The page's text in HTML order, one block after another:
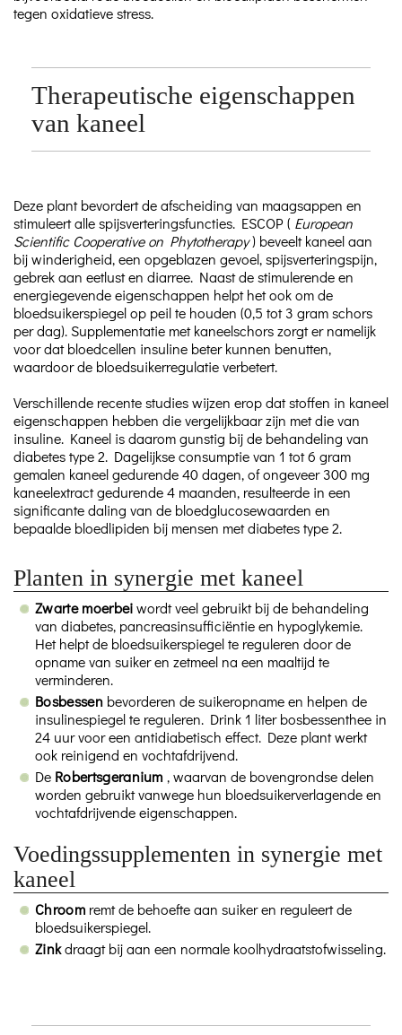
tegen oxidatieve stress.
Therapeutische eigenschappen
van kaneel
Deze plant bevordert de afscheiding van maagsappen en
stimuleert alle spijsverteringsfuncties. ESCOP ( European
Scientific Cooperative on Phytotherapy) beveelt kaneel aan
bij winderigheid, een opgeblazen gevoel, spijsverteringspijn,
gebrek aan eetlust en diarree. Naast de stimulerende en
energiegevende eigenschappen helpt het ook om de
bloedsuikerspiegel op peil te houden (0,5 tot 3 gram schors
per dag). Supplementatie met kaneelschors zorgt er namelijk
voor dat bloedcellen insuline beter kunnen benutten,
waardoor de bloedsuikerregulatie verbetert.
Verschillende recente studies wijzen erop dat stoffen in kaneel
eigenschappen hebben die vergelijkbaar zijn met die van
insuline. Kaneel is daarom gunstig bij de behandeling van
diabetes type 2. Dagelijkse consumptie van 1 tot 6 gram
gemalen kaneel gedurende 40 dagen, of ongeveer 300 mg
kaneelextract gedurende 4 maanden, resulteerde in een
significante daling van de bloedglucosewaarden en
bepaalde bloedlipiden bij mensen met diabetes type 2.
Planten in synergie met kaneel
Zwarte moerbeiwordtveel gebruikt bij de behandeling
van diabetes, pancreasinsufficiëntie en hypoglykemie.
Het helpt de bloedsuikerspiegel te reguleren door de
opname van suiker en zetmeel na een maaltijd te
verminderen.
Bosbessen bevorderen de suikeropname en helpen de
insulinespiegel te reguleren. Drink 1 liter bosbessenthee in
24 uur voor een antidiabetisch effect. Deze plant werkt
ook reinigend en vochtafdrijvend.
De Robertsgeranium , waarvan de bovengrondse delen
worden gebruikt vanwege hun bloedsuikerverlagende en
vochtafdrijvende eigenschappen.
Voedingssupplementen in synergie met
kaneel
Chroom remt de behoefte aan suiker en reguleert de
bloedsuikerspiegel.
Zinkdraagt bij aan een normale koolhydraatstofwisseling.